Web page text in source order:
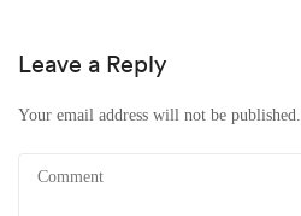
Leave a Reply
Your email address will not be published.